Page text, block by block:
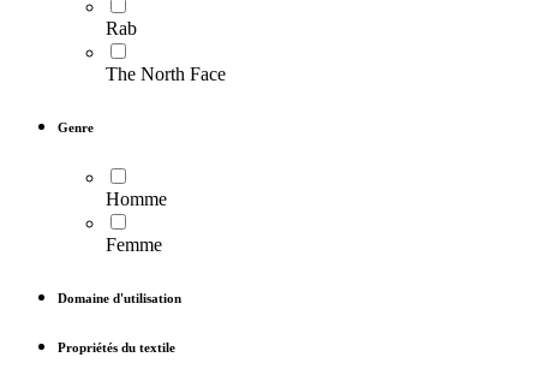
Rab
The North Face
Genre
Homme
Femme
Domaine d'utilisation
Propriétés du textile